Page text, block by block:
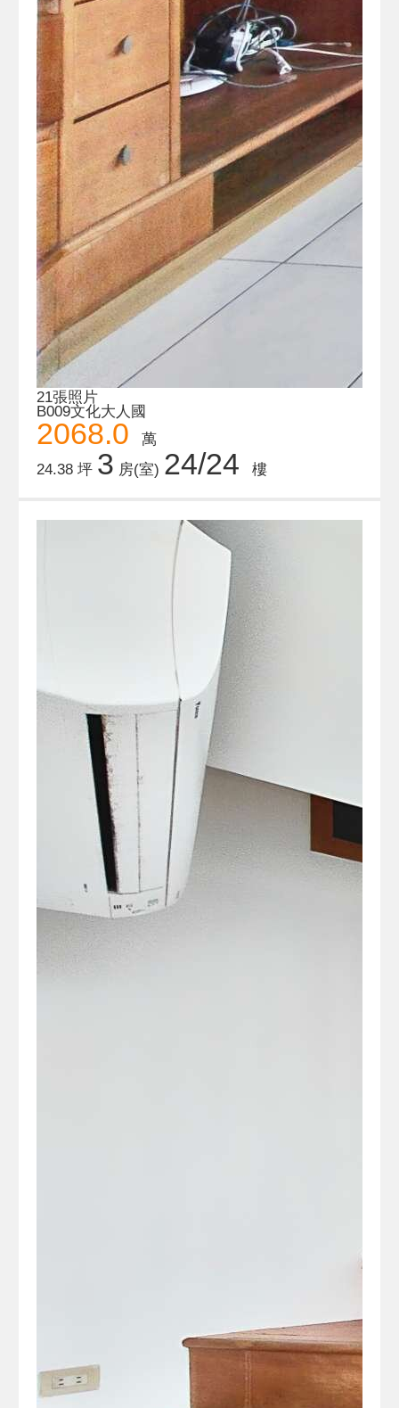
21張照片
B009文化大人國
2068.0
萬
24.38 坪 3 房(室) 24/24 樓